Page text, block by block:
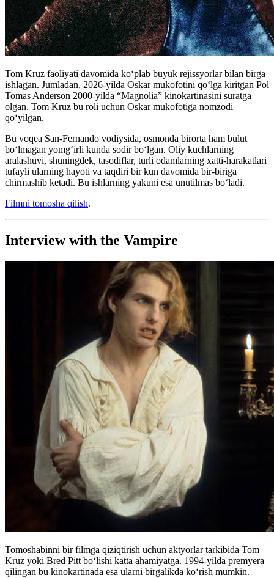
Tom Kruz faoliyati davomida koʻplab buyuk rejissyorlar bilan birga
ishlagan. Jumladan, 2026-yilda Oskar mukofotini qoʻlga kiritgan Pol
Tomas Anderson 2000-yilda “Magnolia” kinokartinasini suratga
olgan. Tom Kruz bu roli uchun Oskar mukofotiga nomzodi
qoʻyilgan.
Bu voqea San-Fernando vodiysida, osmonda birorta ham bulut
bo‘lmagan yomg‘irli kunda sodir bo‘lgan. Oliy kuchlarning
aralashuvi, shuningdek, tasodiflar, turli odamlarning xatti-harakatlari
tufayli ularning hayoti va taqdiri bir kun davomida bir-biriga
chirmashib ketadi. Bu ishlarning yakuni esa unutilmas bo‘ladi.
Filmni tomosha qilish.
Interview with the Vampire
Tomoshabinni bir filmga qiziqtirish uchun aktyorlar tarkibida Tom
Kruz yoki Bred Pitt boʻlishi katta ahamiyatga. 1994-yilda premyera
qilingan bu kinokartinada esa ularni birgalikda koʻrish mumkin.